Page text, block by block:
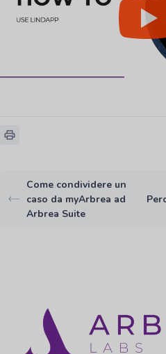
Come condividere un
caso da myArbrea ad
Arbrea Suite